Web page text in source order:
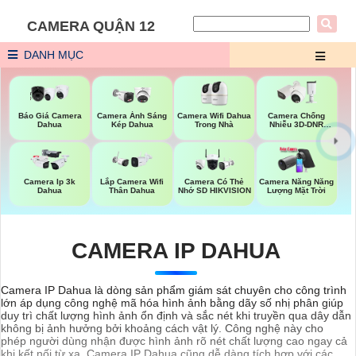
CAMERA QUẬN 12
DANH MỤC
Báo Giá Camera
Dahua
Camera Ánh Sáng
Kép Dahua
Camera Wifi Dahua
Trong Nhà
Camera Chống
Nhiễu 3D-DNR
Camera Ip 3k
Dahua
Lắp Camera Wifi
Thân Dahua
Camera Có Thẻ
Nhớ SD HIKVISION
Camera Năng Năng
Lượng Mặt Trời
CAMERA IP DAHUA
Camera IP Dahua là dòng sản phẩm giám sát chuyên cho công trình
lớn áp dụng công nghệ mã hóa hình ảnh bằng dãy số nhị phân giúp
duy trì chất lượng hình ảnh ổn định và sắc nét khi truyền qua dây dẫn
không bị ảnh hưởng bởi khoảng cách vật lý. Công nghệ này cho
phép người dùng nhận được hình ảnh rõ nét chất lượng cao ngay cả